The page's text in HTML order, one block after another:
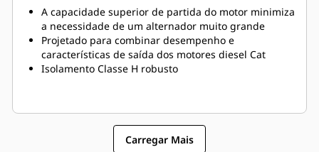
A capacidade superior de partida do motor minimiza
a necessidade de um alternador muito grande
Projetado para combinar desempenho e
características de saída dos motores diesel Cat
Isolamento Classe H robusto
Carregar Mais